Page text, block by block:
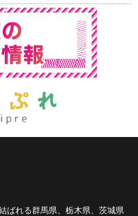
ばれる群馬県、栃木県、茨城県